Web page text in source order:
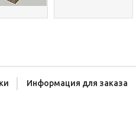
Информация для заказа